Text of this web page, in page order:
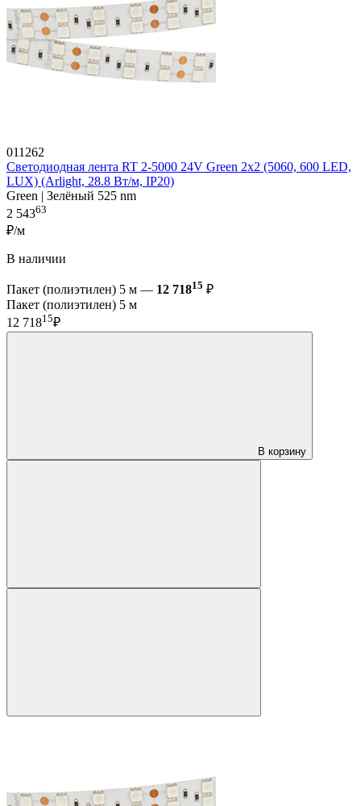
011262
Светодиодная лента RT 2-5000 24V Green 2x2 (5060, 600 LED,
LUX) (Arlight, 28.8 Вт/м, IP20)
Green | Зелёный 525 nm
2 54363
₽/м
В наличии
Пакет (полиэтилен) 5 м — 12 71815 ₽
Пакет (полиэтилен) 5 м
12 71815₽
В корзину